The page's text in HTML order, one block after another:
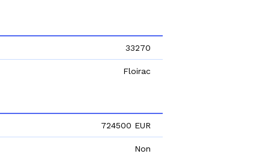
33270
Floirac
724500 EUR
Non